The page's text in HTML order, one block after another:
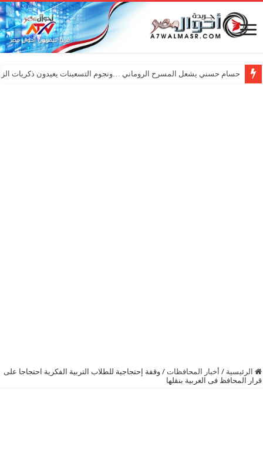
حسام حسني يشعل المسرح الروماني …ونجوم التسعينات يعيدون ذكريات
الرئيسية / أخبار المحافظات / وقفة إحتجاجية للطلاب التربية الفكرية احتجاجا على
قرار المحافظ فى الغربية بنقلها